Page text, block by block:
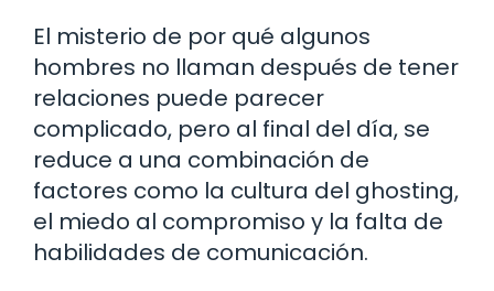
El misterio de por qué algunos
hombres no llaman después de tener
relaciones puede parecer
complicado, pero al final del día, se
reduce a una combinación de
factores como la cultura del ghosting,
el miedo al compromiso y la falta de
habilidades de comunicación.